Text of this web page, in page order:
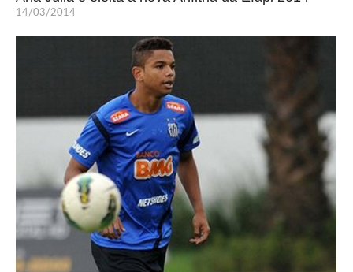
14/03/2014